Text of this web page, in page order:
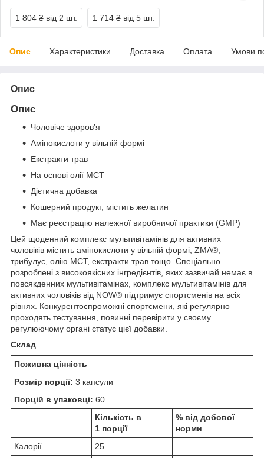
1 804 ₴ від 2 шт. 1 714 ₴ від 5 шт.
Опис Характеристики Доставка Оплата Умови
Опис
Опис
Чоловіче здоров’я
Амінокислоти у вільній формі
Екстракти трав
На основі олії MCT
Дієтична добавка
Кошерний продукт, містить желатин
Має реєстрацію належної виробничої практики (GMP)
Цей щоденний комплекс мультивітамінів для активних
чоловіків містить амінокислоти у вільній формі, ZMA®,
трибулус, олію МСТ, екстракти трав тощо. Спеціально
розроблені з високоякісних інгредієнтів, яких зазвичай немає в
повсякденних мультивітамінах, комплекс мультивітамінів для
активних чоловіків від NOW® підтримує спортсменів на всіх
рівнях. Конкурентоспроможні спортсмени, які регулярно
проходять тестування, повинні перевірити у своєму
регулюючому органі статус цієї добавки.
Склад
Поживна цінність
Розмір порції: 3 капсули
Порцій в упаковці: 60
Кількість в
1 порції
% від добової
норми
Калорії
25